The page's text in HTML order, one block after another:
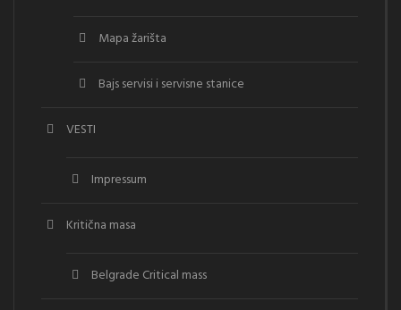
Mapa žarišta
Bajs servisi i servisne stanice
VESTI
Impressum
Kritična masa
Belgrade Critical mass